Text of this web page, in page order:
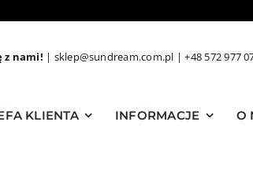
z nami! | sklep@sundream.com.pl |+48 572 977
KLIENTA INFORMACJE O